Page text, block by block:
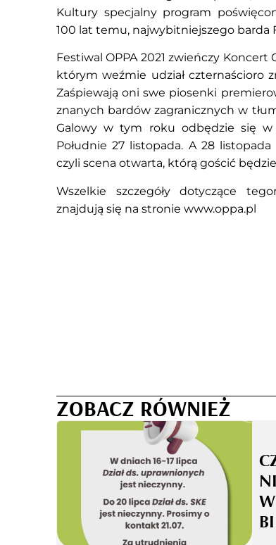
Kultury specjalny program
100 lat temu, najwybitniejszego barda
Festiwal OPPA 2021 zwieńczy
którym weźmie udział czternaścioro
Zaśpiewają oni swe piosenki
znanych bardów zagranicznych w
Galowy w tym roku odbędzie się
Południe 27 listopada. A 28
czyli scena otwarta, którą gościć
Wszelkie szczegóły dotyczące
znajdują się na stronie www.oppa.pl
ZOBACZ RÓWNIEŻ